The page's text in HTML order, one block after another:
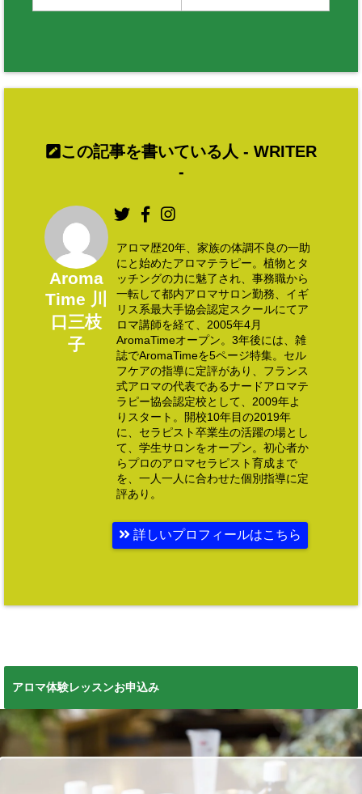
この記事を書いている人 - WRITER
-
Aroma
Time 川
口三枝
子
アロマ歴20年、家族の体調不良の一助
にと始めたアロマテラピー。植物とタ
ッチングの力に魅了され、事務職から
一転して都内アロマサロン勤務、イギ
リス系最大手協会認定スクールにてア
ロマ講師を経て、2005年4月
AromaTimeオープン。3年後には、雑
誌でAromaTimeを5ページ特集。セル
フケアの指導に定評があり、フランス
式アロマの代表であるナードアロマテ
ラピー協会認定校として、2009年よ
りスタート。開校10年目の2019年
に、セラピスト卒業生の活躍の場とし
て、学生サロンをオープン。初心者か
らプロのアロマセラピスト育成まで
を、一人一人に合わせた個別指導に定
評あり。
詳しいプロフィールはこちら
アロマ体験レッスンお申込み